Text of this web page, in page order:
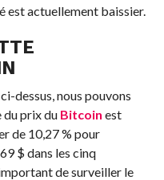
est actuellement baissier.
dessus, nous pouvons
du prix du Bitcoin est
de 10,27 % pour
$ dans les cinq
de surveiller le